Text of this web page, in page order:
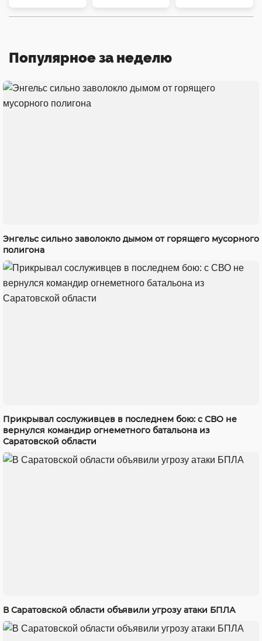
Популярное за неделю
Энгельс сильно заволокло дымом от горящего мусорного
полигона
Прикрывал сослуживцев в последнем бою: с СВО не
вернулся командир огнеметного батальона из
Саратовской области
В Саратовской области объявили угрозу атаки БПЛА